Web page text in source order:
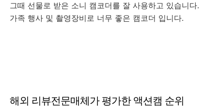
그때 선물로 받은 소니 캠코더를 잘 사용하고 있습니다.
가족 행사 및 촬영장비로 너무 좋은 캠코더 입니다.
해외 리뷰전문매체가 평가한 액션캠 순위